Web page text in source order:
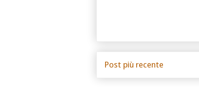
Post più recente